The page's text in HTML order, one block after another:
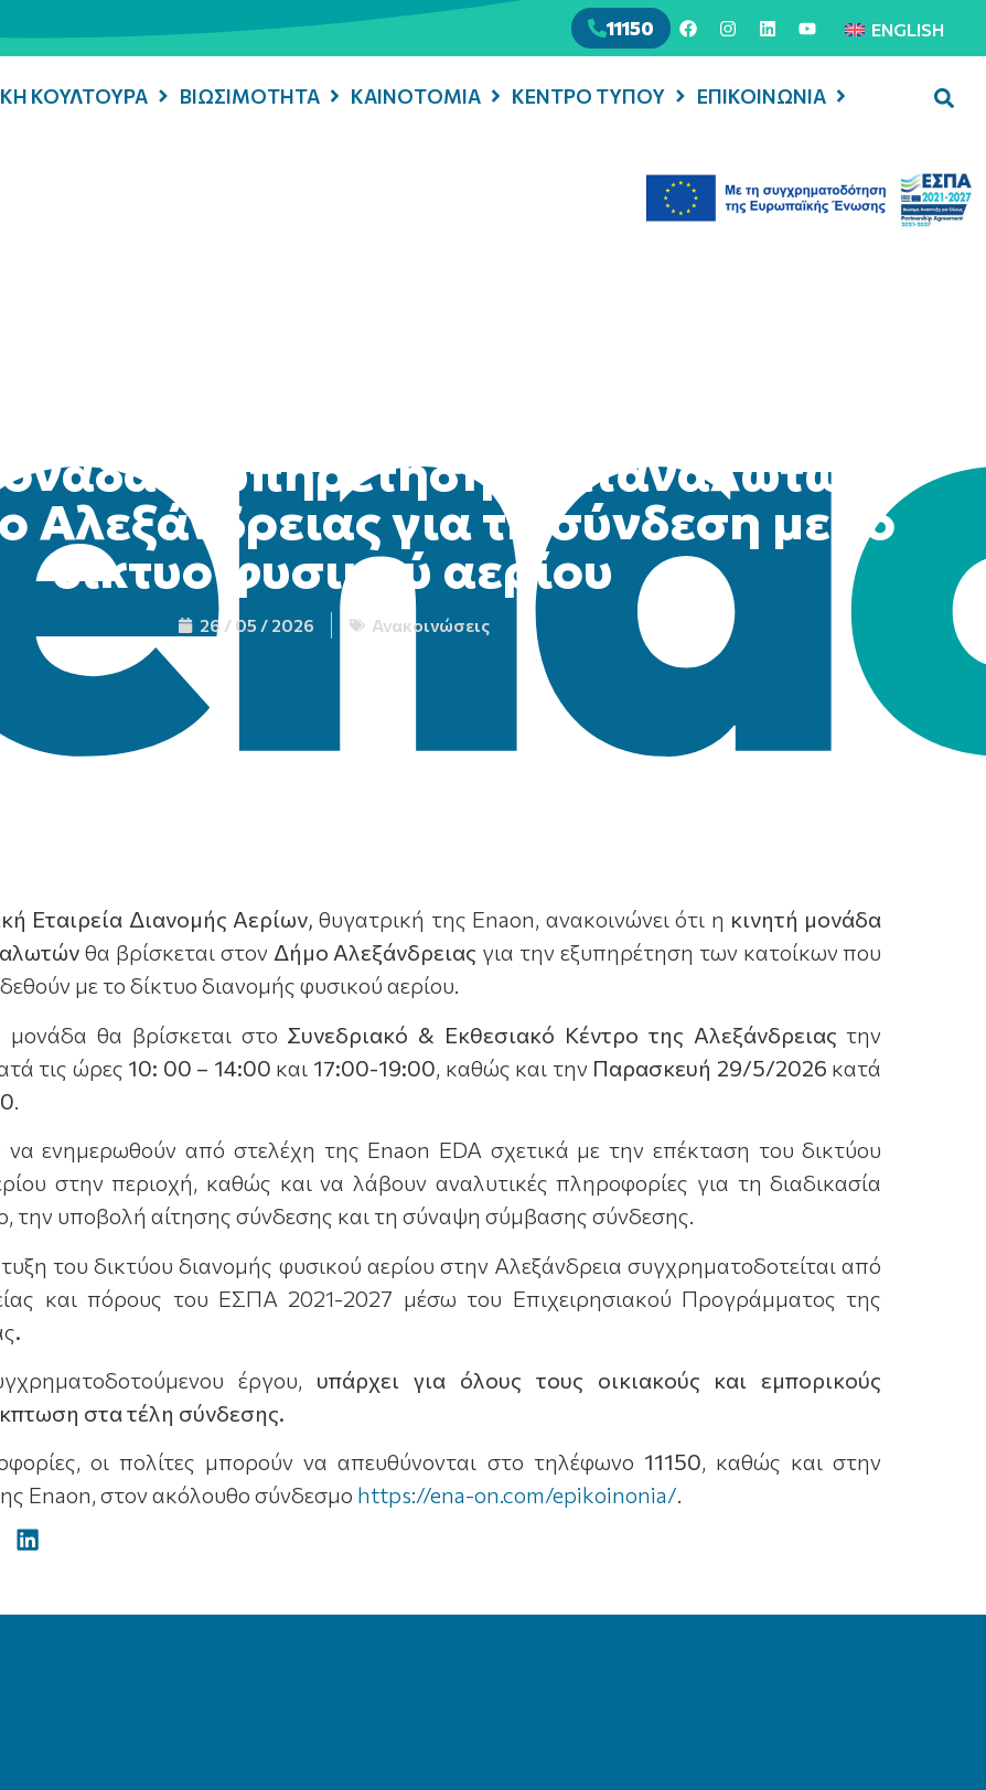
11150 ENGLISH
ΚΟΥΛΤΟΥΡΑ ΒΙΩΣΙΜΟΤΗΤΑ ΚΑΙΝΟΤΟΜΙΑ ΚΕΝΤΡΟ ΤΥΠΟΥ ΕΠΙΚΟΙΝΩΝΙΑ
εξυπηρέτησης καταναλωτών
Αλεξάνδρειας για τη σύνδεση με το
δίκτυο φυσικού αερίου
26 / 05 / 2026 Ανακοινώσεις
Εταιρεία Διανομής Αερίων,θυγατρική της Enaon, ανακοινώνει ότι η κινητή μονάδα
θα βρίσκεται στον Δήμο Αλεξάνδρειας για την εξυπηρέτηση των κατοίκων που
με το δίκτυο διανομής φυσικού αερίου.
μονάδα θα βρίσκεται στο Συνεδριακό & Εκθεσιακό Κέντρο της Αλεξάνδρειαςτην
τις ώρες 10: 00 – 14:00 και 17:00-19:00, καθώς και την Παρασκευή 29/5/2026 κατά
.
να ενημερωθούν από στελέχη της Enaon EDA σχετικά με την επέκταση του δικτύου
στην περιοχή, καθώς και να λάβουν αναλυτικές πληροφορίες για τη διαδικασία
την υποβολή αίτησης σύνδεσης και τη σύναψη σύμβασης σύνδεσης.
του δικτύου διανομής φυσικού αερίου στην Αλεξάνδρεια συγχρηματοδοτείται από
και πόρους του ΕΣΠΑ 2021-2027 μέσω του Επιχειρησιακού Προγράμματος της
.
έργου, υπάρχει για όλους τους οικιακούς και εμπορικούς
στα τέλη σύνδεσης.
οι πολίτες μπορούν να απευθύνονται στο τηλέφωνο 11150, καθώς και στην
Enaon, στον ακόλουθο σύνδεσμο https://ena-on.com/epikoinonia/.